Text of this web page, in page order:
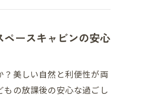
ースキャビンの安心
美しい自然と利便性が両
の放課後の安心な過ごし